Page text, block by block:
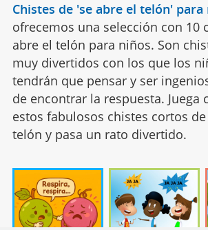
Chistes de 'se abre el telón' para
ofrecemos una selección con 10
abre el telón para niños. Son
muy divertidos con los que los
tendrán que pensar y ser
de encontrar la respuesta. Juega
estos fabulosos chistes cortos
telón y pasa un rato divertido.